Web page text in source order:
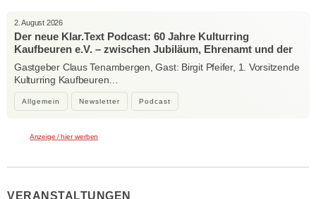
Allgemein Newsletter Podcast
2. August 2026
Der neue Klar.Text Podcast: 60 Jahre Kulturring
Kaufbeuren e.V. – zwischen Jubiläum, Ehrenamt und der
Kraft der Kultur
Gastgeber Claus Tenambergen, Gast: Birgit Pfeifer, 1. Vorsitzende
Kulturring Kaufbeuren…
Anzeige / hier werben
VERANSTALTUNGEN